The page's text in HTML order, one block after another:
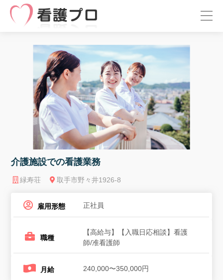
介護施設での看護業務
緑寿荘 取手市野々井1926-8
雇用形態 正社員
職種
【高給与】【入職日応相談】看護
師/准看護師
月給 240,000〜350,000円